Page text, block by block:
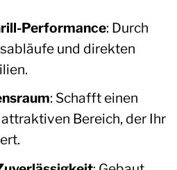
Performance: Durch
und direkten
: Schafft einen
Bereich, der Ihr